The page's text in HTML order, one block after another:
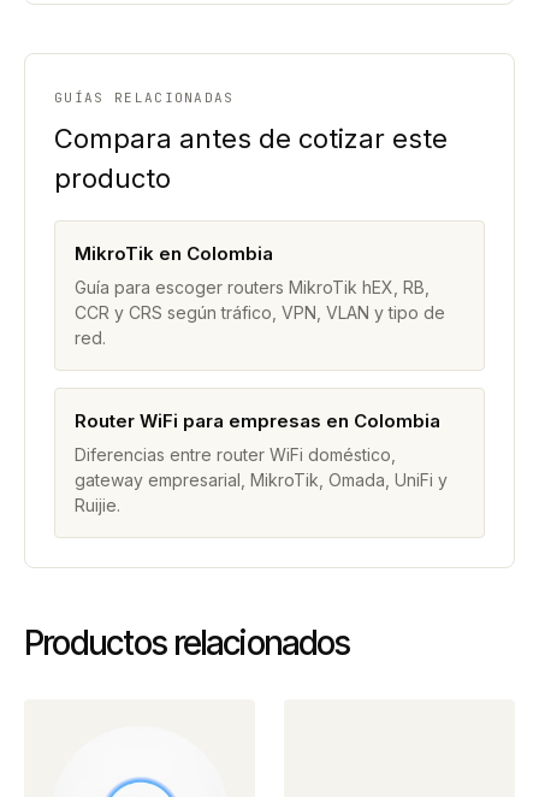
GUÍAS RELACIONADAS
Compara antes de cotizar este
producto
MikroTik en Colombia
Guía para escoger routers MikroTik hEX, RB,
CCR y CRS según tráfico, VPN, VLAN y tipo de
red.
Router WiFi para empresas en Colombia
Diferencias entre router WiFi doméstico,
gateway empresarial, MikroTik, Omada, UniFi y
Ruijie.
Productos relacionados